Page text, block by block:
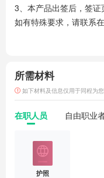
3、本产品出签后，签证
如有特殊要求，请联系
4、因为越南领馆是全
签记录、无不良出境记
所需材料
如下材料及信息仅用于同程为
在职人员 自由职业
护照